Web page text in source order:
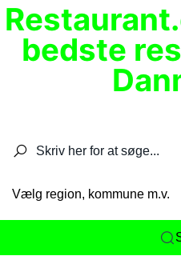
bedste
Vælg region, kommune m.v.